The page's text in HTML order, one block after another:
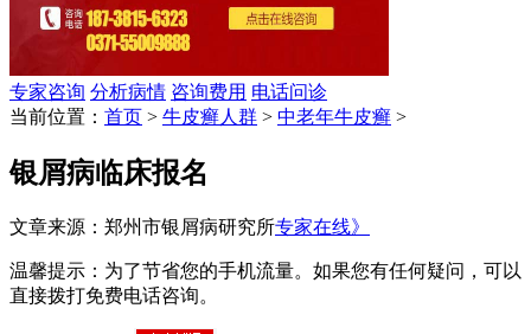
专家咨询 分析病情 咨询费用 电话问诊
当前位置： 首页 > 牛皮癣人群 > 中老年牛皮癣 >
银屑病临床报名
文章来源：郑州市银屑病研究所专家在线》
温馨提示：为了节省您的手机流量。如果您有任何疑问，可以
直接拨打免费电话咨询。